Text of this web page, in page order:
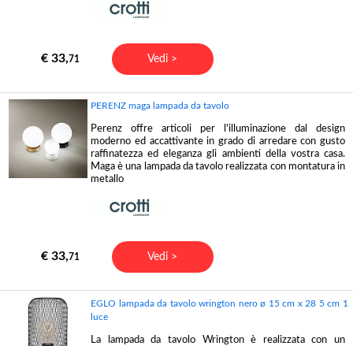
€ 33,71 Vedi >
PERENZ maga lampada da tavolo
Perenz offre articoli per l'illuminazione dal design
moderno ed accattivante in grado di arredare con gusto
raffinatezza ed eleganza gli ambienti della vostra casa.
Maga è una lampada da tavolo realizzata con montatura in
metallo
€ 33,71 Vedi >
EGLO lampada da tavolo wrington nero ø 15 cm x 28 5 cm 1
luce
La lampada da tavolo Wrington è realizzata con un